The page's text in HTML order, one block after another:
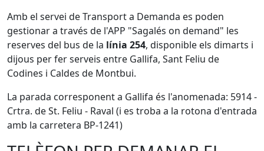
Amb el servei de Transport a Demanda es poden
gestionar a través de l'APP "Sagalés on demand" les
reserves del bus de la línia 254, disponible els dimarts i
dijous per fer serveis entre Gallifa, Sant Feliu de
Codines i Caldes de Montbui.
La parada corresponent a Gallifa és l'anomenada: 5914 -
Crtra. de St. Feliu - Raval (i es troba a la rotona d'entrada
amb la carretera BP-1241)